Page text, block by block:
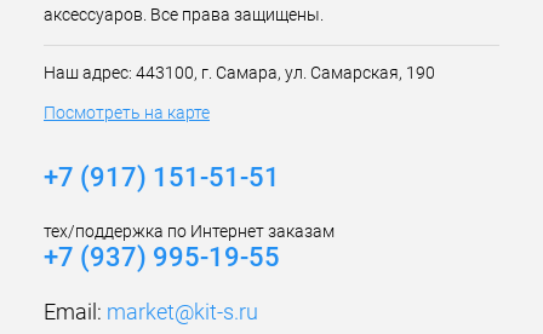
аксессуаров. Все права защищены.
Наш адрес: 443100, г. Самара, ул. Самарская, 190
Посмотреть на карте
+7 (917) 151-51-51
тех/поддержка по Интернет заказам
+7 (937) 995-19-55
Email: market@kit-s.ru